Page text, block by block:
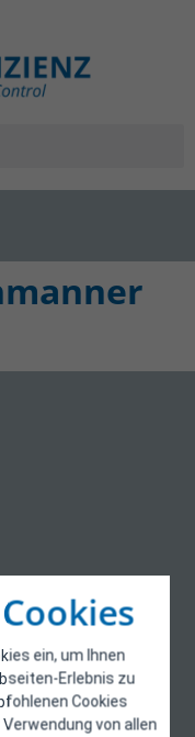
ein, um Ihnen
Erlebnis zu
Cookies
von allen